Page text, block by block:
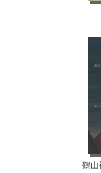
鶴山